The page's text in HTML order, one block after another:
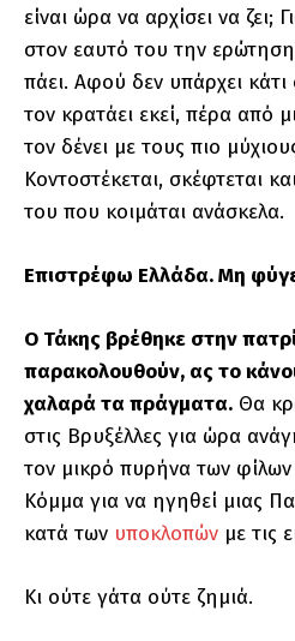
είναι ώρα να αρχίσει να ζει;
στον εαυτό του την
πάει. Αφού δεν υπάρχει
τον κρατάει εκεί, πέρα από
τον δένει με τους πιο
Κοντοστέκεται, σκέφτεται
του που κοιμάται ανάσκελα.
Επιστρέφω Ελλάδα. Μη
Ο Τάκης βρέθηκε στην
παρακολουθούν, ας το
χαλαρά τα πράγματα. Θα
στις Βρυξέλλες για ώρα
τον μικρό πυρήνα των φίλων
Κόμμα για να ηγηθεί μιας
κατά των υποκλοπών με τις
Κι ούτε γάτα ούτε ζημιά.